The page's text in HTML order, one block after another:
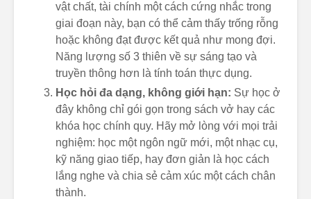
vật chất, tài chính một cách cứng nhắc trong
giai đoạn này, bạn có thể cảm thấy trống rỗng
hoặc không đạt được kết quả như mong đợi.
Năng lượng số 3 thiên về sự sáng tạo và
truyền thông hơn là tính toán thực dụng.
Học hỏi đa dạng, không giới hạn: Sự học ở
đây không chỉ gói gọn trong sách vở hay các
khóa học chính quy. Hãy mở lòng với mọi trải
nghiệm: học một ngôn ngữ mới, một nhạc cụ,
kỹ năng giao tiếp, hay đơn giản là học cách
lắng nghe và chia sẻ cảm xúc một cách chân
thành.